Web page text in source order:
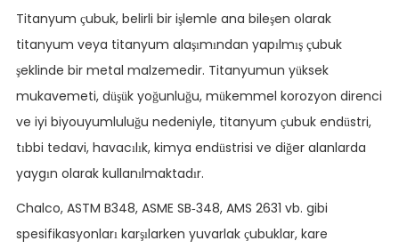
Titanyum çubuk, belirli bir işlemle ana bileşen olarak
titanyum veya titanyum alaşımından yapılmış çubuk
şeklinde bir metal malzemedir. Titanyumun yüksek
mukavemeti, düşük yoğunluğu, mükemmel korozyon direnci
ve iyi biyouyumluluğu nedeniyle, titanyum çubuk endüstri,
tıbbi tedavi, havacılık, kimya endüstrisi ve diğer alanlarda
yaygın olarak kullanılmaktadır.
Chalco, ASTM B348, ASME SB-348, AMS 2631 vb. gibi
spesifikasyonları karşılarken yuvarlak çubuklar, kare